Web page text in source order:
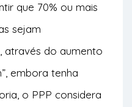
que 70% ou mais
sejam
através do aumento
embora tenha
o PPP considera